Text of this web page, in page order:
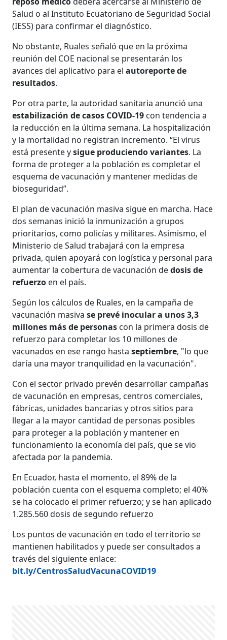
Salud o al Instituto Ecuatoriano de Seguridad Social
(IESS) para confirmar el diagnóstico.
No obstante, Ruales señaló que en la próxima
reunión del COE nacional se presentarán los
avances del aplicativo para elautoreporte de
resultados.
Por otra parte, la autoridad sanitaria anunció una
estabilización de casos COVID-19 con tendencia a
la reducción en la última semana. La hospitalización
y la mortalidad no registran incremento. “El virus
está presente ysigue produciendo variantes. La
forma de proteger a la población es completar el
esquema de vacunación y mantener medidas de
bioseguridad”.
El plan de vacunación masiva sigue en marcha. Hace
dos semanas inició la inmunización a grupos
prioritarios, como policías y militares. Asimismo, el
Ministerio de Salud trabajará con la empresa
privada, quien apoyará con logística y personal para
aumentar la cobertura de vacunación dedosis de
refuerzo en el país.
Según los cálculos de Ruales, en la campaña de
vacunación masiva se prevé inocular a unos 3,3
millones más de personas con la primera dosis de
refuerzo para completar los 10 millones de
vacunados en ese rango hastaseptiembre, "lo que
daría una mayor tranquilidad en la vacunación".
Con el sector privado prevén desarrollar campañas
de vacunación en empresas, centros comerciales,
fábricas, unidades bancarias y otros sitios para
llegar a la mayor cantidad de personas posibles
para proteger a la población y mantener en
funcionamiento la economía del país, que se vio
afectada por la pandemia.
En Ecuador, hasta el momento, el 89% de la
población cuenta con el esquema completo; el 40%
se ha colocado el primer refuerzo; y se han aplicado
1.285.560 dosis de segundo refuerzo
Los puntos de vacunación en todo el territorio se
mantienen habilitados y puede ser consultados a
través del siguiente enlace:
bit.ly/CentrosSaludVacunaCOVID19